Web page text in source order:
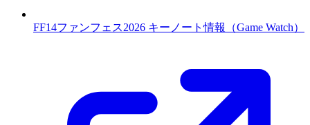
FF14ファンフェス2026 キーノート情報（Game Watch）